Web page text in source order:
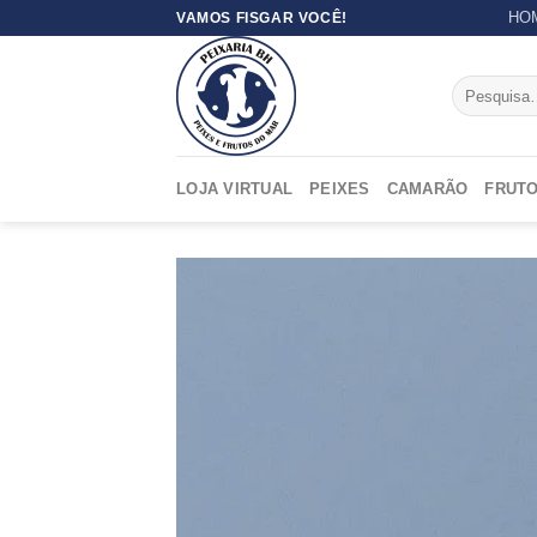
VAMOS FISGAR VOCÊ!
Pesquisar
por:
LOJA VIRTUAL PEIXES CAMARÃO